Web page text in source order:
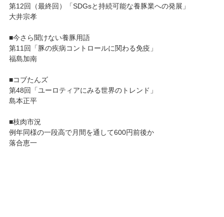
第12回（最終回）「SDGsと持続可能な養豚業への発展」
大井宗孝
■今さら聞けない養豚用語
第11回「豚の疾病コントロールに関わる免疫」
福島加南
■コブたんズ
第48回「ユーロティアにみる世界のトレンド」
島本正平
■枝肉市況
例年同様の一段高で月間を通して600円前後か
落合恵一